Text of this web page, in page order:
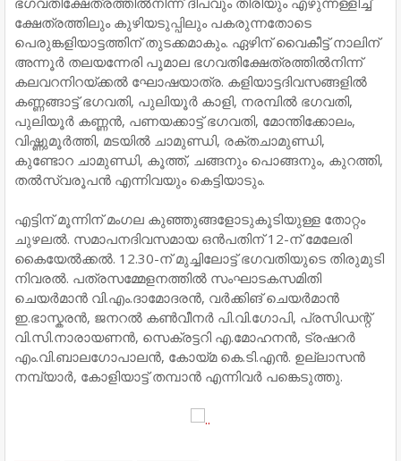
ക്ഷേത്രത്തിലും കുഴിയടുപ്പിലും പകരുന്നതോടെ
പെരുങ്കളിയാട്ടത്തിന് തുടക്കമാകും. ഏഴിന് വൈകീട്ട് നാലിന്
അന്നൂർ തലയന്നേരി പൂമാല ഭഗവതിക്ഷേത്രത്തിൽനിന്ന്‌
കലവറനിറയ്ക്കൽ ഘോഷയാത്ര. കളിയാട്ടദിവസങ്ങളിൽ
കണ്ണങ്ങാട്ട് ഭഗവതി, പുലിയൂർ കാളി, നരമ്പിൽ ഭഗവതി,
പുലിയൂർ കണ്ണൻ, പണയക്കാട്ട് ഭഗവതി, മോന്തിക്കോലം,
വിഷ്ണുമൂർത്തി, മടയിൽ ചാമുണ്ഡി, രക്തചാമുണ്ഡി,
കുണ്ടോറ ചാമുണ്ഡി, കൂത്ത്, ചങ്ങനും പൊങ്ങനും, കുറത്തി,
തൽസ്വരൂപൻ എന്നിവയും കെട്ടിയാടും.
എട്ടിന് മൂന്നിന് മംഗല കുഞ്ഞുങ്ങളോടുകൂടിയുള്ള തോറ്റം
ചുഴലൽ. സമാപനദിവസമായ ഒൻപതിന് 12-ന് മേലേരി
കൈയേൽക്കൽ. 12.30-ന് മുച്ചിലോട്ട് ഭഗവതിയുടെ തിരുമുടി
നിവരൽ. പത്രസമ്മേളനത്തിൽ സംഘാടകസമിതി
ചെയർമാൻ വി.എം.ദാമോദരൻ, വർക്കിങ് ചെയർമാൻ
ഇ.ഭാസ്കരൻ, ജനറൽ കൺവീനർ പി.വി.ഗോപി, പ്രസിഡന്റ്
വി.സി.നാരായണൻ, സെക്രട്ടറി എ.മോഹനൻ, ട്രഷറർ
എം.വി.ബാലഗോപാലൻ, കോയ്മ കെ.ടി.എൻ. ഉല്ലാസൻ
നമ്പ്യാർ, കോളിയാട്ട് തമ്പാൻ എന്നിവർ പങ്കെടുത്തു.